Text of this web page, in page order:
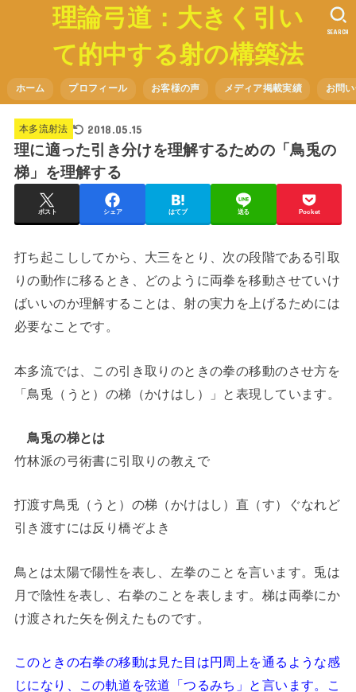
理論弓道：大きく引い
て的中する射の構築法
ホーム プロフィール お客様の声 メディア掲載実績 お問
SEARCH
本多流射法 2018.05.15
理に適った引き分けを理解するための「鳥兎の
梯」を理解する
ポスト シェア はてブ 送る Pocket
打ち起こししてから、大三をとり、次の段階である引取
りの動作に移るとき、どのように両拳を移動させていけ
ばいいのか理解することは、射の実力を上げるためには
必要なことです。
本多流では、この引き取りのときの拳の移動のさせ方を
「鳥兎（うと）の梯（かけはし）」と表現しています。
鳥兎の梯とは
竹林派の弓術書に引取りの教えで
打渡す鳥兎（うと）の梯（かけはし）直（す）ぐなれど
引き渡すには反り橋ぞよき
鳥とは太陽で陽性を表し、左拳のことを言います。兎は
月で陰性を表し、右拳のことを表します。梯は両拳にか
け渡された矢を例えたものです。
このときの右拳の移動は見た目は円周上を通るような感
じになり、この軌道を弦道「つるみち」と言います。こ